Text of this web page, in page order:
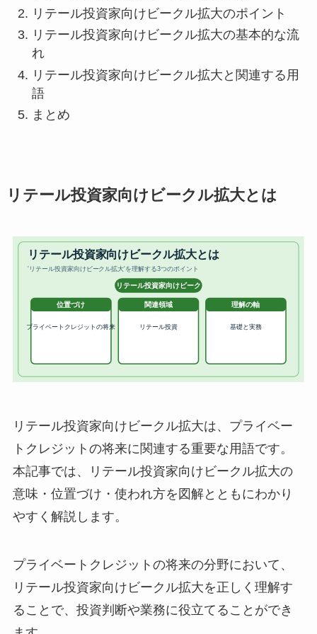
リテール投資家向けビークル拡大のポイント
リテール投資家向けビークル拡大の基本的な流
れ
リテール投資家向けビークル拡大と関連する用
語
まとめ
リテール投資家向けビークル拡大とは
リテール投資家向けビークル拡大は、プライベー
トクレジットの将来に関連する重要な用語です。
本記事では、リテール投資家向けビークル拡大の
意味・位置づけ・使われ方を図解とともにわかり
やすく解説します。
プライベートクレジットの将来の分野において、
リテール投資家向けビークル拡大を正しく理解す
ることで、投資判断や業務に役立てることができ